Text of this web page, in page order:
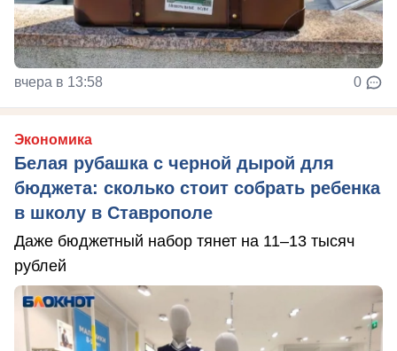
вчера в 13:58 0
Экономика
Белая рубашка с черной дырой для
бюджета: сколько стоит собрать ребенка
в школу в Ставрополе
Даже бюджетный набор тянет на 11–13 тысяч
рублей